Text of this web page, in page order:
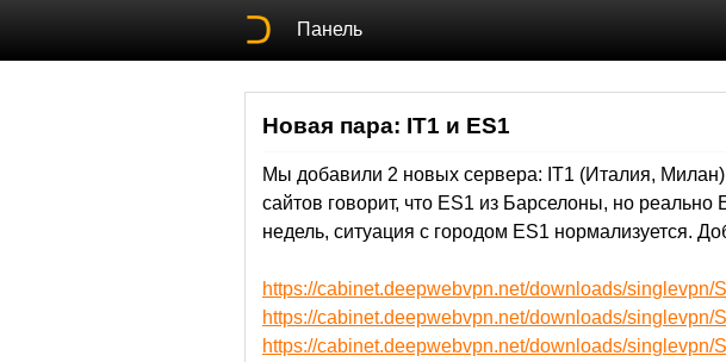
Панель
Новая пара: IT1 и ES1
Мы добавили 2 новых сервера: IT1 (Италия,
сайтов говорит, что ES1 из Барселоны, но
недель, ситуация с городом ES1 нормализуется.
https://cabinet.deepwebvpn.net/downloads/singlevpn/
https://cabinet.deepwebvpn.net/downloads/singlevpn/
https://cabinet.deepwebvpn.net/downloads/singlevpn/